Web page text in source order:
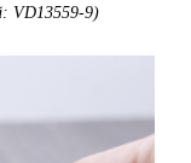
VD13559-9)